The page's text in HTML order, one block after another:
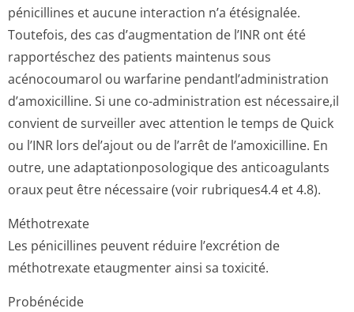
pénicillines et aucune interaction n’a étésignalée.
Toutefois, des cas d’augmentation de l’INR ont été
rapportéschez des patients maintenus sous
acénocoumarol ou warfarine pendantl’admi­nistration
d’amoxicilline. Si une co-administration est nécessaire,il
convient de surveiller avec attention le temps de Quick
ou l’INR lors del’ajout ou de l’arrêt de l’amoxicilline. En
outre, une adaptationposo­logique des anticoagulants
oraux peut être nécessaire (voir rubriques4.4 et 4­.8).
Méthotrexate
Les pénicillines peuvent réduire l’excrétion de
méthotrexate etaugmenter ainsi sa toxicité.
Probénécide